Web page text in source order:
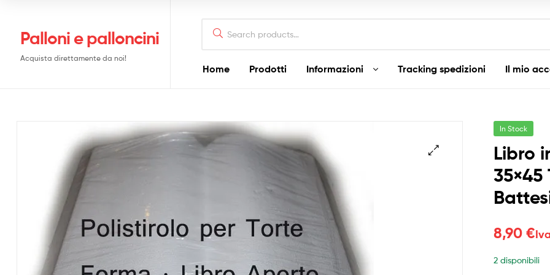
Palloni e palloncini
Acquista direttamente da noi!
for:
Home Prodotti Informazioni Tracking spedizioni Il mio
In Stock
Libro
8,90€
2 disponibili